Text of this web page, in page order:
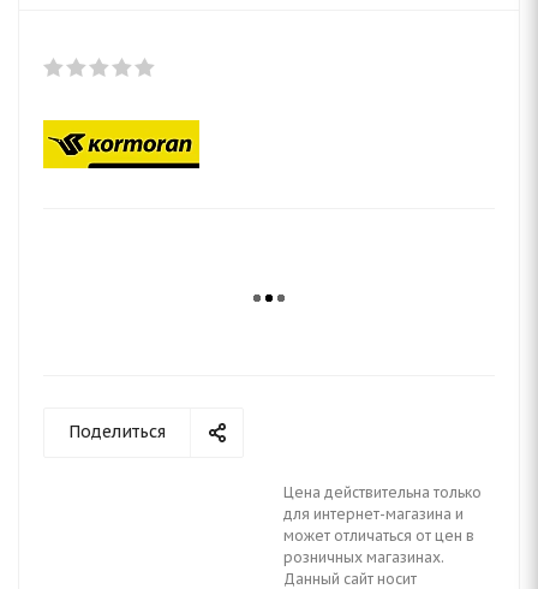
Поделиться
Цена действительна только
для интернет-магазина и
может отличаться от цен в
розничных магазинах.
Данный сайт носит